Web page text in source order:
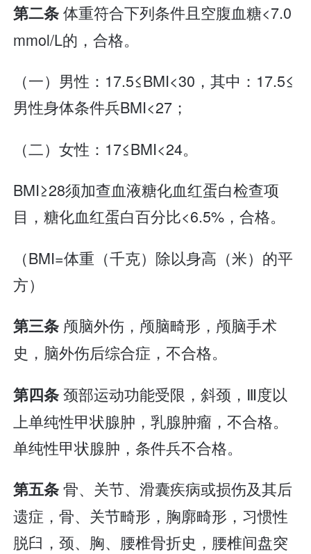
第二条体重符合下列条件且空腹血糖<7.0
mmol/L的，合格。
（一）男性：17.5≤BMI<30，其中：17.5≤
男性身体条件兵BMI<27；
（二）女性：17≤BMI<24。
BMI≥28须加查血液糖化血红蛋白检查项
目，糖化血红蛋白百分比<6.5%，合格。
（BMI=体重（千克）除以身高（米）的平
方）
第三条 颅脑外伤，颅脑畸形，颅脑手术
史，脑外伤后综合症，不合格。
第四条颈部运动功能受限，斜颈，Ⅲ度以
上单纯性甲状腺肿，乳腺肿瘤，不合格。
单纯性甲状腺肿，条件兵不合格。
第五条骨、关节、滑囊疾病或损伤及其后
遗症，骨、关节畸形，胸廓畸形，习惯性
脱臼，颈、胸、腰椎骨折史，腰椎间盘突